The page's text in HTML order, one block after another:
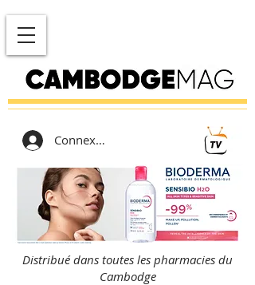
Connexion
Distribué dans toutes les pharmacies du
Cambodge